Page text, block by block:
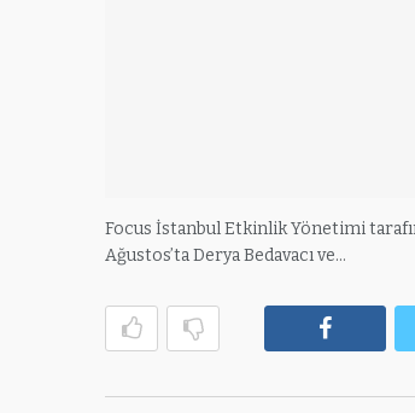
Focus İstanbul Etkinlik Yönetimi
Ağustos’ta Derya Bedavacı ve…